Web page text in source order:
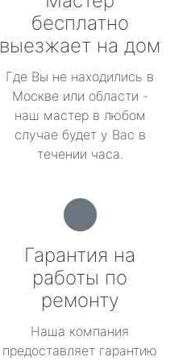
бесплатно
выезжает на дом
Где Вы не находились в
Москве или области -
наш мастер в любом
случае будет у Вас в
течении часа.
Гарантия на
работы по
ремонту
Наша компания
предоставляет гарантию